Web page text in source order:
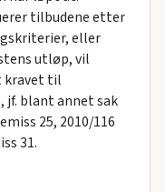
tilbudene etter
eller
utløp, vil
kravet til
jf. blant annet sak
25, 2010/116
31.